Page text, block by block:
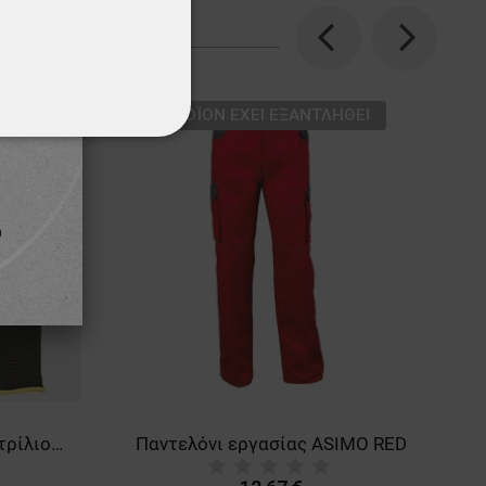
Previous
Γάντια βουτηγμένα σε νιτρίλιο TURNSTONE
ТΟ ΠΡΟΪΌΝ ΈΧΕΙ ΕΞΑΝΤΛΗΘΕΊ
Παντελόνι εργασίας ASIMO RED
Next